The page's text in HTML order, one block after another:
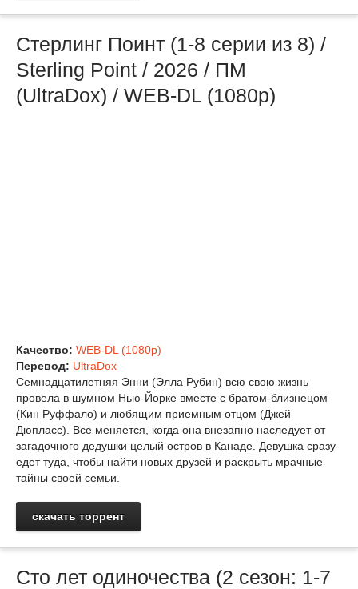
Стерлинг Поинт (1-8 серии из 8) /
Sterling Point / 2026 / ПМ
(UltraDox) / WEB-DL (1080p)
Качество: WEB-DL (1080p)
Перевод: UltraDox
Семнадцатилетняя Энни (Элла Рубин) всю свою жизнь
провела в шумном Нью-Йорке вместе с братом-близнецом
(Кин Руффало) и любящим приемным отцом (Джей
Дюпласс). Все меняется, когда она внезапно наследует от
загадочного дедушки целый остров в Канаде. Девушка сразу
едет туда, чтобы найти новых друзей и раскрыть мрачные
тайны своей семьи.
скачать торрент
Сто лет одиночества (2 сезон: 1-7